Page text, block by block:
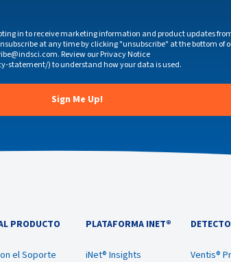
in to receive marketing information and product updates
at any time by clicking "unsubscribe" at the bottom of
Review our Privacy Notice
statement/) to understand how your data is used.
PRODUCTO
el Soporte
PLATAFORMA INET®
iNet® Insights
Ventis®